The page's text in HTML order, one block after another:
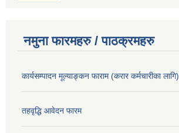
नमुना फारमहरु / पाठक्रमहरु
कार्यसम्पादन मूल्याङ्कन फाराम (करार कर्मचारीका लागि)
तहवृद्धि आवेदन फारम